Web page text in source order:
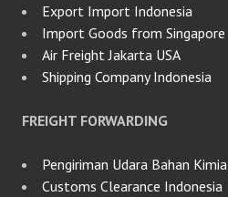
Export Import Indonesia
Import Goods from Singapore
Air Freight Jakarta USA
Shipping Company Indonesia
FREIGHT FORWARDING
Pengiriman Udara Bahan Kimia
Customs Clearance Indonesia